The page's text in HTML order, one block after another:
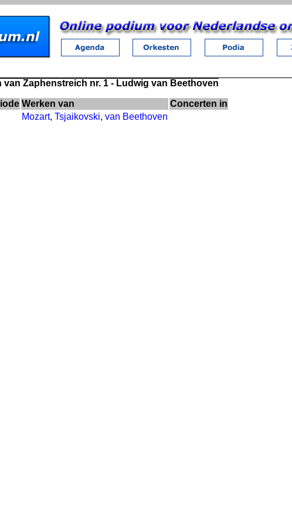
van Zaphenstreich nr. 1 - Ludwig van Beethoven
Werken van
Concerten in
Mozart, Tsjaikovski, van Beethoven